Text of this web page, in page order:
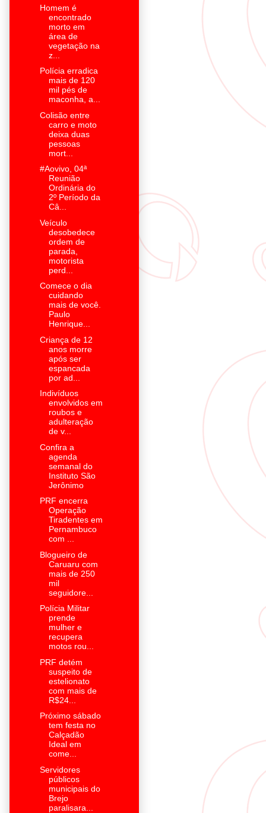
Homem é
encontrado
morto em
área de
vegetação na
z...
Polícia erradica
mais de 120
mil pés de
maconha, a...
Colisão entre
carro e moto
deixa duas
pessoas
mort...
#Aovivo, 04ª
Reunião
Ordinária do
2º Período da
Câ...
Veículo
desobedece
ordem de
parada,
motorista
perd...
Comece o dia
cuidando
mais de você.
Paulo
Henrique...
Criança de 12
anos morre
após ser
espancada
por ad...
Indivíduos
envolvidos em
roubos e
adulteração
de v...
Confira a
agenda
semanal do
Instituto São
Jerônimo
PRF encerra
Operação
Tiradentes em
Pernambuco
com ...
Blogueiro de
Caruaru com
mais de 250
mil
seguidore...
Polícia Militar
prende
mulher e
recupera
motos rou...
PRF detém
suspeito de
estelionato
com mais de
R$24...
Próximo sábado
tem festa no
Calçadão
Ideal em
come...
Servidores
públicos
municipais do
Brejo
paralisara...